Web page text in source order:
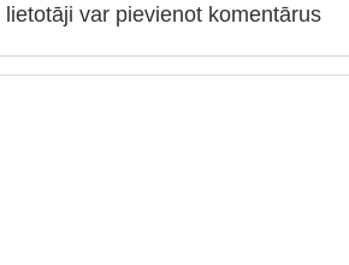
lietotāji var pievienot komentārus